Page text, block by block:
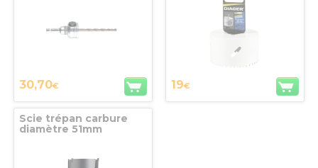
30,70€ 19€
Scie trépan carbure
diamètre 51mm